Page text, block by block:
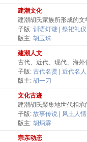
建潮文化
建潮胡氏家族所形成的文
子版: 训语灯谜 祭祀礼仪
版主: 胡玉珠
建潮人文
古代、近代、现代、海外
子版: 古代名贤 近代名人
版主: 胡一刀
文化古迹
建潮胡氏聚集地世代相承
子版: 故事传说 风土人情
版主: 胡炳霖
宗亲动态